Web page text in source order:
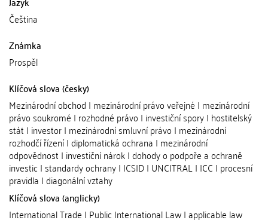
Čeština
Známka
Prospěl
Klíčová slova (česky)
Mezinárodní obchod | mezinárodní právo veřejné | mezinárodní
právo soukromé | rozhodné právo | investiční spory | hostitelský
stát | investor | mezinárodní smluvní právo | mezinárodní
rozhodčí řízení | diplomatická ochrana | mezinárodní
odpovědnost | investiční nárok | dohody o podpoře a ochraně
investic | standardy ochrany | ICSID | UNCITRAL | ICC | procesní
pravidla | diagonální vztahy
Klíčová slova (anglicky)
International Trade | Public International Law | applicable law